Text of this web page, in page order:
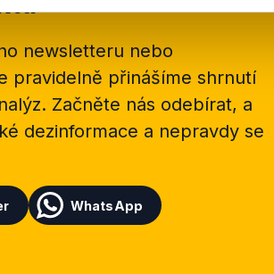
newsletteru nebo
pravidelně přinášíme shrnutí
Začněte nás odebírat, a
dezinformace a nepravdy se
WhatsApp